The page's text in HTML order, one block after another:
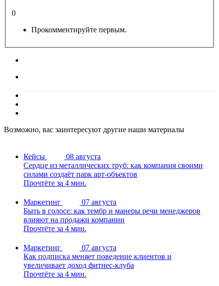
0
Прокомментируйте первым.
Возможно, вас заинтересуют другие наши материалы
Кейсы
08 августа
Сердце из металлических труб: как компания своими
силами создаёт парк арт-объектов
Прочтёте за 4 мин.
Маркетинг
07 августа
Быть в голосе: как тембр и манеры речи менеджеров
влияют на продажи компании
Прочтёте за 4 мин.
Маркетинг
07 августа
Как подписка меняет поведение клиентов и
увеличивает доход фитнес-клуба
Прочтёте за 4 мин.